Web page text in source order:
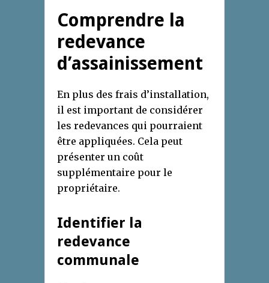
Comprendre la
redevance
d’assainissement
En plus des frais d’installation,
il est important de considérer
les redevances qui pourraient
être appliquées. Cela peut
présenter un coût
supplémentaire pour le
propriétaire.
Identifier la
redevance
communale